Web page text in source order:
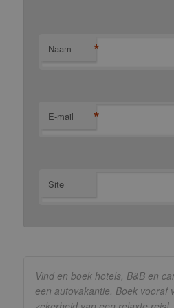
Naam *
E-mail *
Site
Vind en boek hotels, B&B en
een autovakantie. Boek vooraf